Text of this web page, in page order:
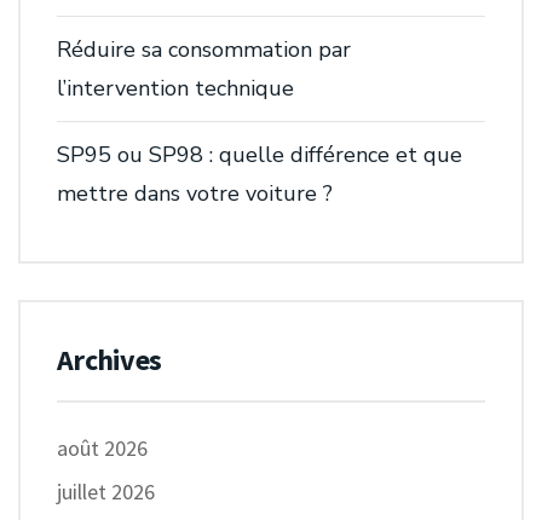
Réduire sa consommation par
l’intervention technique
SP95 ou SP98 : quelle différence et que
mettre dans votre voiture ?
Archives
août 2026
juillet 2026